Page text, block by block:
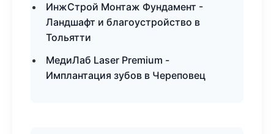
ИнжСтрой Монтаж Фундамент -
Ландшафт и благоустройство в
Тольятти
МедиЛаб Laser Premium -
Имплантация зубов в Череповец